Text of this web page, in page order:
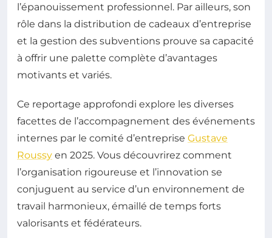
l’épanouissement professionnel. Par ailleurs, son
rôle dans la distribution de cadeaux d’entreprise
et la gestion des subventions prouve sa capacité
à offrir une palette complète d’avantages
motivants et variés.
Ce reportage approfondi explore les diverses
facettes de l’accompagnement des événements
internes par le comité d’entreprise Gustave
Roussy en 2025. Vous découvrirez comment
l’organisation rigoureuse et l’innovation se
conjuguent au service d’un environnement de
travail harmonieux, émaillé de temps forts
valorisants et fédérateurs.